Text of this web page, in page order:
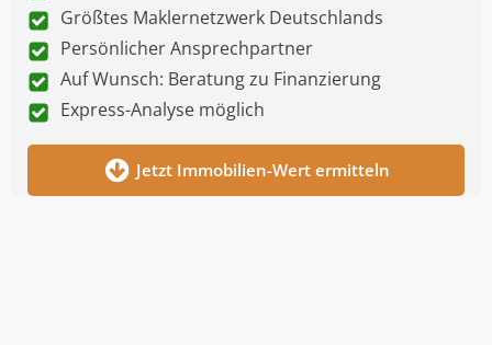
Größtes Maklernetzwerk Deutschlands
Persönlicher Ansprechpartner
Auf Wunsch: Beratung zu Finanzierung
Express-Analyse möglich
Jetzt Immobilien-Wert ermitteln